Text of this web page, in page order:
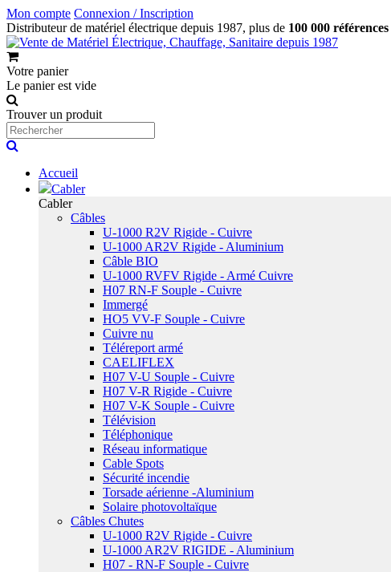
Mon compte Connexion / Inscription
Distributeur de matériel électrique depuis 1987, plus de 100 000 références
Votre panier
Le panier est vide
Trouver un produit
Accueil
Cabler
Cabler
Câbles
U-1000 R2V Rigide - Cuivre
U-1000 AR2V Rigide - Aluminium
Câble BIO
U-1000 RVFV Rigide - Armé Cuivre
H07 RN-F Souple - Cuivre
Immergé
HO5 VV-F Souple - Cuivre
Cuivre nu
Téléreport armé
CAELIFLEX
H07 V-U Souple - Cuivre
H07 V-R Rigide - Cuivre
H07 V-K Souple - Cuivre
Télévision
Téléphonique
Réseau informatique
Cable Spots
Sécurité incendie
Torsade aérienne -Aluminium
Solaire photovoltaïque
Câbles Chutes
U-1000 R2V Rigide - Cuivre
U-1000 AR2V RIGIDE - Aluminium
H07 - RN-F Souple - Cuivre